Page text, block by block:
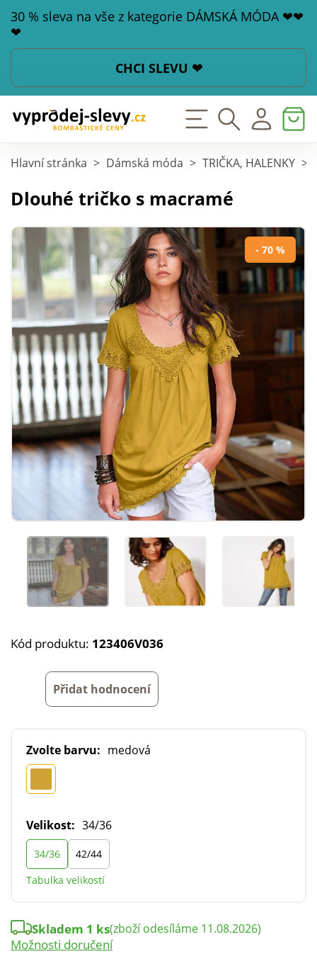
30 % sleva na vše z kategorie DÁMSKÁ MÓDA ❤❤
❤
CHCI SLEVU ❤
Hlavní stránka > Dámská móda > TRIČKA, HALENKY >
Dlouhé tričko s macramé
- 70 %
Kód produktu: 123406V036
Přidat hodnocení
Zvolte barvu: medová
Velikost: 34/36
34/36
42/44
Tabulka velikostí
Skladem 1 ks(zboží odesíláme 11.08.2026)
Možnosti doručení